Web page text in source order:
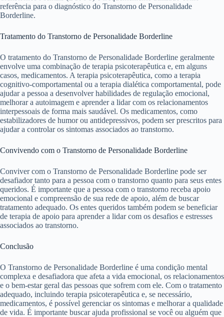
referência para o diagnóstico do Transtorno de Personalidade
Borderline.
Tratamento do Transtorno de Personalidade Borderline
O tratamento do Transtorno de Personalidade Borderline geralmente
envolve uma combinação de terapia psicoterapêutica e, em alguns
casos, medicamentos. A terapia psicoterapêutica, como a terapia
cognitivo-comportamental ou a terapia dialética comportamental, pode
ajudar a pessoa a desenvolver habilidades de regulação emocional,
melhorar a autoimagem e aprender a lidar com os relacionamentos
interpessoais de forma mais saudável. Os medicamentos, como
estabilizadores de humor ou antidepressivos, podem ser prescritos para
ajudar a controlar os sintomas associados ao transtorno.
Convivendo com o Transtorno de Personalidade Borderline
Conviver com o Transtorno de Personalidade Borderline pode ser
desafiador tanto para a pessoa com o transtorno quanto para seus entes
queridos. É importante que a pessoa com o transtorno receba apoio
emocional e compreensão de sua rede de apoio, além de buscar
tratamento adequado. Os entes queridos também podem se beneficiar
de terapia de apoio para aprender a lidar com os desafios e estresses
associados ao transtorno.
Conclusão
O Transtorno de Personalidade Borderline é uma condição mental
complexa e desafiadora que afeta a vida emocional, os relacionamentos
e o bem-estar geral das pessoas que sofrem com ele. Com o tratamento
adequado, incluindo terapia psicoterapêutica e, se necessário,
medicamentos, é possível gerenciar os sintomas e melhorar a qualidade
de vida. É importante buscar ajuda profissional se você ou alguém que